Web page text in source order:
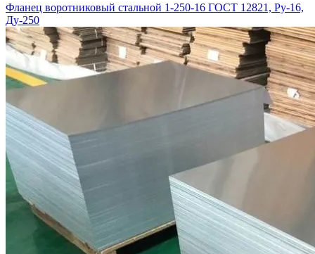
Фланец воротниковый стальной 1-250-16 ГОСТ 12821, Ру-16,
Ду-250